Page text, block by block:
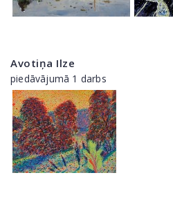
Avotiņa Ilze
piedāvājumā 1 darbs